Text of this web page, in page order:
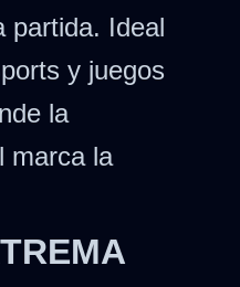
partida. Ideal
y juegos
la
marca la